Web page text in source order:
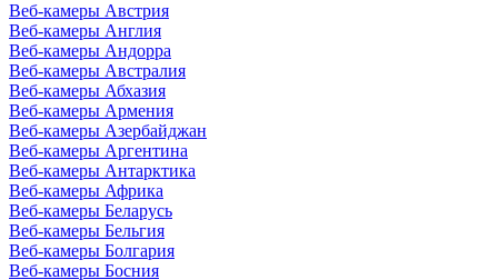
Веб-камеры Австрия
Веб-камеры Англия
Веб-камеры Андорра
Веб-камеры Австралия
Веб-камеры Абхазия
Веб-камеры Армения
Веб-камеры Азербайджан
Веб-камеры Аргентина
Веб-камеры Антарктика
Веб-камеры Африка
Веб-камеры Беларусь
Веб-камеры Бельгия
Веб-камеры Болгария
Веб-камеры Босния